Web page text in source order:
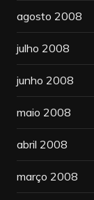
agosto 2008
julho 2008
junho 2008
maio 2008
abril 2008
março 2008